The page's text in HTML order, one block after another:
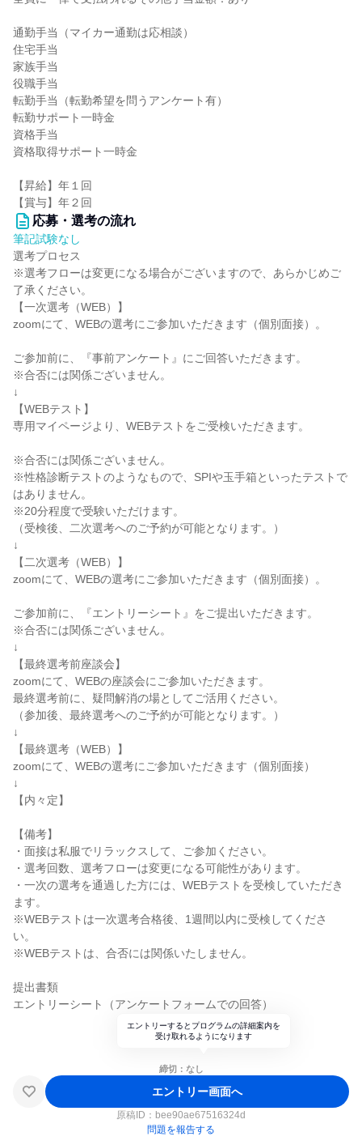
通勤手当（マイカー通勤は応相談）
住宅手当
家族手当
役職手当
転勤手当（転勤希望を問うアンケート有）
転勤サポート一時金
資格手当
資格取得サポート一時金
【昇給】年１回
【賞与】年２回
応募・選考の流れ
筆記試験なし
選考プロセス
※選考フローは変更になる場合がございますので、あらかじめご
了承ください。
【一次選考（WEB）】
zoomにて、WEBの選考にご参加いただきます（個別面接）。
ご参加前に、『事前アンケート』にご回答いただきます。
※合否には関係ございません。
↓
【WEBテスト】
専用マイページより、WEBテストをご受検いただきます。
※合否には関係ございません。
※性格診断テストのようなもので、SPIや玉手箱といったテストで
はありません。
※20分程度で受験いただけます。
（受検後、二次選考へのご予約が可能となります。）
↓
【二次選考（WEB）】
zoomにて、WEBの選考にご参加いただきます（個別面接）。
ご参加前に、『エントリーシート』をご提出いただきます。
※合否には関係ございません。
↓
【最終選考前座談会】
zoomにて、WEBの座談会にご参加いただきます。
最終選考前に、疑問解消の場としてご活用ください。
（参加後、最終選考へのご予約が可能となります。）
↓
【最終選考（WEB）】
zoomにて、WEBの選考にご参加いただきます（個別面接）
↓
【内々定】
【備考】
・面接は私服でリラックスして、ご参加ください。
・選考回数、選考フローは変更になる可能性があります。
・一次の選考を通過した方には、WEBテストを受検していただき
ます。
※WEBテストは一次選考合格後、1週間以内に受検してくださ
い。
※WEBテストは、合否には関係いたしません。
提出書類
エントリーシート（アンケートフォームでの回答）
エントリーするとプログラムの詳細案内を
受け取れるようになります
締切：なし
エントリー画面へ
原稿ID： bee90ae67516324d
問題を報告する